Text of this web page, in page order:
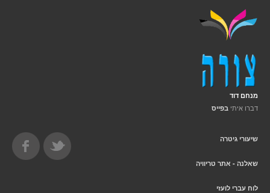
מנחם דוד
דברו איתי בפייס
שיעורי גיטרה
שאלנה - אתר טריוויה
לוח עברי לועזי